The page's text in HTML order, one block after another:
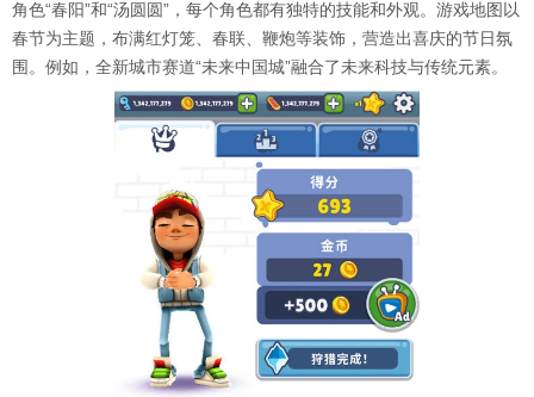
角色“春阳”和“汤圆圆”，每个角色都有独特的技能和外观。游戏地图以
春节为主题，布满红灯笼、春联、鞭炮等装饰，营造出喜庆的节日氛
围。例如，全新城市赛道“未来中国城”融合了未来科技与传统元素。